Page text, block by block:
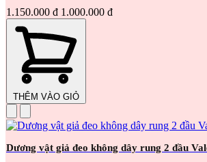
1.150.000 đ 1.000.000 đ
THÊM VÀO GIỎ
Dương vật giả đeo không dây rung 2 đầu